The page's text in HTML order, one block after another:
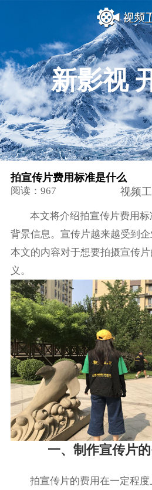
新影视
拍宣传片费用标准是什么
阅读：967 视频
本文将介绍拍宣传片费用
背景信息。宣传片越来越受到
本文的内容对于想要拍摄宣传
义。
一、制作宣传片
拍宣传片的费用在一定程